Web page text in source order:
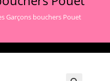
Garçons bouchers Pouet